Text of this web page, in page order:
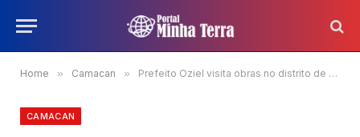
Home » Camacan » Prefeito Oziel visita obras no distrito de Leoventura
CAMACAN